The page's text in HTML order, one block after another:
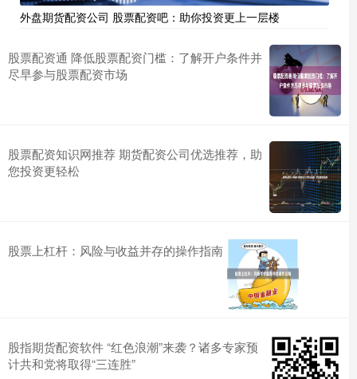
外盘期货配资公司 股票配资吧：助你投资更上一层楼
股票配资通 降低股票配资门槛：了解开户条件并
尽早参与股票配资市场
股票配资知识网推荐 期货配资公司优选推荐，助
您投资更轻松
股票上杠杆：风险与收益并存的操作指南
股指期货配资软件 “红色浪潮”来袭？诸多专家预
计共和党将取得“三连胜”